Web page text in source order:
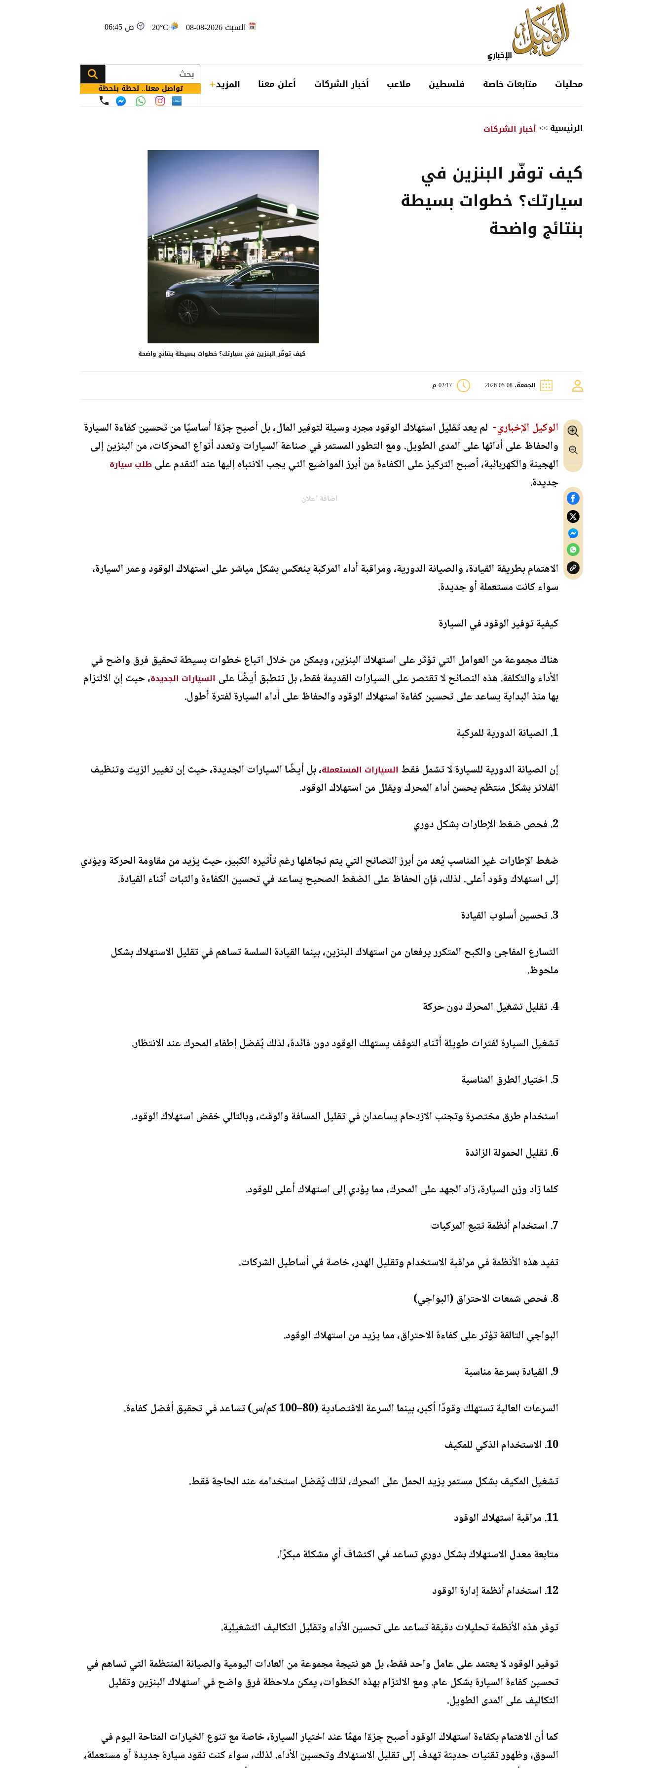
السبت 2026-08-08 20°C 06:45 ص
محليات متابعات خاصة فلسطين ملاعب أخبار الشركات أعلن معنا المزيد تواصل معنا.. لحظة بلحظة
الرئيسية>>أخبار الشركات
كيف توفّر البنزين في
سيارتك؟ خطوات بسيطة
بنتائج واضحة
كيف توفّر البنزين في سيارتك؟ خطوات بسيطة بنتائج واضحة
الجمعة، 08-05-2026 02:17 م
الوكيل الإخباري- لم يعد تقليل استهلاك الوقود مجرد وسيلة لتوفير المال، بل أصبح جزءًا أساسيًا من تحسين كفاءة السيارة
والحفاظ على أدائها على المدى الطويل. ومع التطور المستمر في صناعة السيارات وتعدد أنواع المحركات، من البنزين إلى
الهجينة والكهربائية، أصبح التركيز على الكفاءة من أبرز المواضيع التي يجب الانتباه إليها عند التقدم على طلب سيارة
جديدة.
اضافة اعلان
الاهتمام بطريقة القيادة، والصيانة الدورية، ومراقبة أداء المركبة ينعكس بشكل مباشر على استهلاك الوقود وعمر السيارة،
سواء كانت مستعملة أو جديدة.
كيفية توفير الوقود في السيارة
هناك مجموعة من العوامل التي تؤثر على استهلاك البنزين، ويمكن من خلال اتباع خطوات بسيطة تحقيق فرق واضح في
الأداء والتكلفة. هذه النصائح لا تقتصر على السيارات القديمة فقط، بل تنطبق أيضًا على السيارات الجديدة، حيث إن الالتزام
بها منذ البداية يساعد على تحسين كفاءة استهلاك الوقود والحفاظ على أداء السيارة لفترة أطول.
1. الصيانة الدورية للمركبة
إن الصيانة الدورية للسيارة لا تشمل فقط السيارات المستعملة، بل أيضًا السيارات الجديدة، حيث إن تغيير الزيت وتنظيف
الفلاتر بشكل منتظم يحسن أداء المحرك ويقلل من استهلاك الوقود.
2. فحص ضغط الإطارات بشكل دوري
ضغط الإطارات غير المناسب يُعد من أبرز النصائح التي يتم تجاهلها رغم تأثيره الكبير، حيث يزيد من مقاومة الحركة ويؤدي
إلى استهلاك وقود أعلى. لذلك، فإن الحفاظ على الضغط الصحيح يساعد في تحسين الكفاءة والثبات أثناء القيادة.
3. تحسين أسلوب القيادة
التسارع المفاجئ والكبح المتكرر يرفعان من استهلاك البنزين، بينما القيادة السلسة تساهم في تقليل الاستهلاك بشكل
ملحوظ.
4. تقليل تشغيل المحرك دون حركة
تشغيل السيارة لفترات طويلة أثناء التوقف يستهلك الوقود دون فائدة، لذلك يُفضل إطفاء المحرك عند الانتظار.
5. اختيار الطرق المناسبة
استخدام طرق مختصرة وتجنب الازدحام يساعدان في تقليل المسافة والوقت، وبالتالي خفض استهلاك الوقود.
6. تقليل الحمولة الزائدة
كلما زاد وزن السيارة، زاد الجهد على المحرك، مما يؤدي إلى استهلاك أعلى للوقود.
7. استخدام أنظمة تتبع المركبات
تفيد هذه الأنظمة في مراقبة الاستخدام وتقليل الهدر، خاصة في أساطيل الشركات.
8. فحص شمعات الاحتراق (البواجي)
البواجي التالفة تؤثر على كفاءة الاحتراق، مما يزيد من استهلاك الوقود.
9. القيادة بسرعة مناسبة
السرعات العالية تستهلك وقودًا أكبر، بينما السرعة الاقتصادية (80–100 كم/س) تساعد في تحقيق أفضل كفاءة.
10. الاستخدام الذكي للمكيف
تشغيل المكيف بشكل مستمر يزيد الحمل على المحرك، لذلك يُفضل استخدامه عند الحاجة فقط.
11. مراقبة استهلاك الوقود
متابعة معدل الاستهلاك بشكل دوري تساعد في اكتشاف أي مشكلة مبكرًا.
12. استخدام أنظمة إدارة الوقود
توفر هذه الأنظمة تحليلات دقيقة تساعد على تحسين الأداء وتقليل التكاليف التشغيلية.
توفير الوقود لا يعتمد على عامل واحد فقط، بل هو نتيجة مجموعة من العادات اليومية والصيانة المنتظمة التي تساهم في
تحسين كفاءة السيارة بشكل عام. ومع الالتزام بهذه الخطوات، يمكن ملاحظة فرق واضح في استهلاك البنزين وتقليل
التكاليف على المدى الطويل.
كما أن الاهتمام بكفاءة استهلاك الوقود أصبح جزءًا مهمًا عند اختيار السيارة، خاصة مع تنوع الخيارات المتاحة اليوم في
السوق، وظهور تقنيات حديثة تهدف إلى تقليل الاستهلاك وتحسين الأداء. لذلك، سواء كنت تقود سيارة جديدة أو مستعملة،